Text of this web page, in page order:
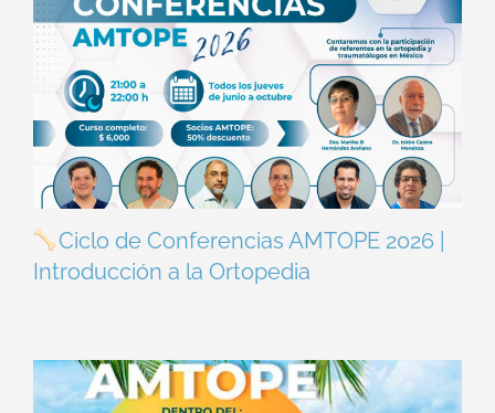
Ciclo de Conferencias AMTOPE 2026 |
Introducción a la Ortopedia